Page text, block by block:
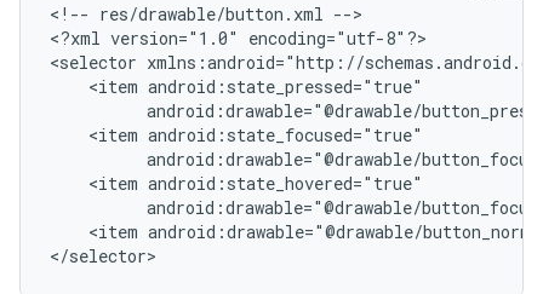
<!-- res/drawable/button.xml -->
<?xml version="1.0"
encoding="utf-8"?>
<selector
<item
android:drawable="@drawable/
<item
android:drawable="@drawable/
<item
android:drawable="@drawable/
<item android:drawable="@drawable/